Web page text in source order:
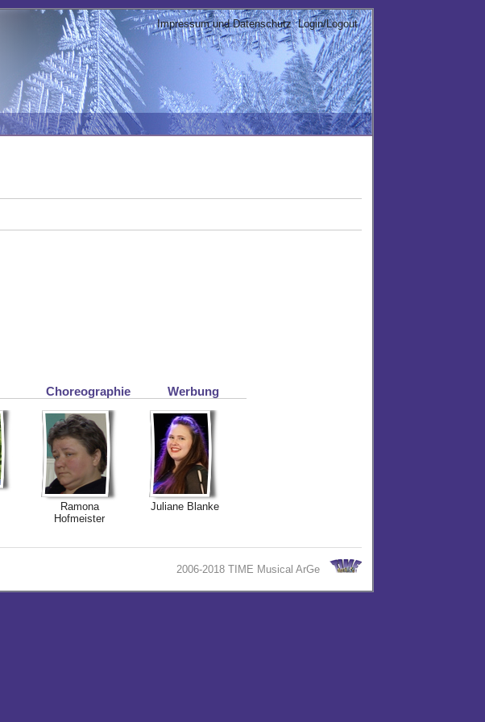
Impressum und Datenschutz Login/Logout
Choreographie
Ramona
Hofmeister
Werbung
Juliane Blanke
2006-2018 TIME Musical ArGe